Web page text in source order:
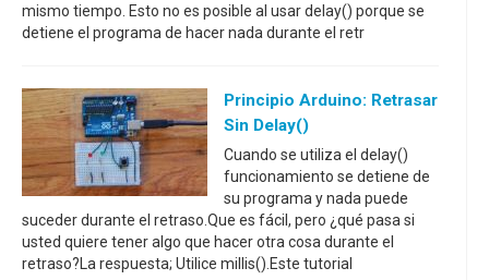
mismo tiempo. Esto no es posible al usar delay() porque se
detiene el programa de hacer nada durante el retr
Principio Arduino: Retrasar
Sin Delay()
Cuando se utiliza el delay()
funcionamiento se detiene de
su programa y nada puede
suceder durante el retraso.Que es fácil, pero ¿qué pasa si
usted quiere tener algo que hacer otra cosa durante el
retraso?La respuesta; Utilice millis().Este tutorial